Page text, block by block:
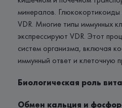
минералов.
VDR. Многие типы иммунных
экспрессируют VDR. Этот
систем организма, включая
иммунный ответ и клеточную
Биологическая роль
Обмен кальция и